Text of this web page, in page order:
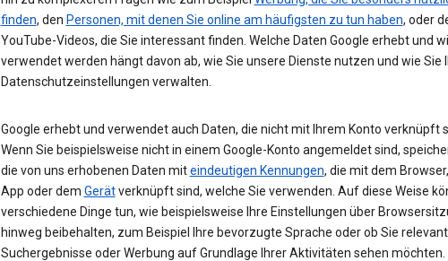
finden, den Personen, mit denen Sie online am häufigsten zu tun haben, oder
YouTube-Videos, die Sie interessant finden. Welche Daten Google erhebt und
verwendet werden hängt davon ab, wie Sie unsere Dienste nutzen und wie Sie
Datenschutzeinstellungen verwalten.
Google erhebt und verwendet auch Daten, die nicht mit Ihrem Konto verknüpft
Wenn Sie beispielsweise nicht in einem Google-Konto angemeldet sind,
die von uns erhobenen Daten miteindeutigen Kennungen, die mit dem
App oder dem Gerätverknüpft sind, welche Sie verwenden. Auf diese Weise
verschiedene Dinge tun, wie beispielsweise Ihre Einstellungen über
hinweg beibehalten, zum Beispiel Ihre bevorzugte Sprache oder ob Sie
Suchergebnisse oder Werbung auf Grundlage Ihrer Aktivitäten sehen möchten.